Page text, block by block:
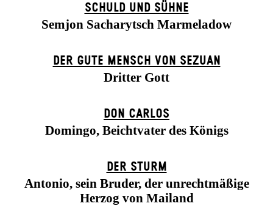
SCHULD UND SÜHNE
Semjon Sacharytsch Marmeladow
DER GUTE MENSCH VON SEZUAN
Dritter Gott
DON CARLOS
Domingo, Beichtvater des Königs
DER STURM
Antonio, sein Bruder, der unrechtmäßige
Herzog von Mailand